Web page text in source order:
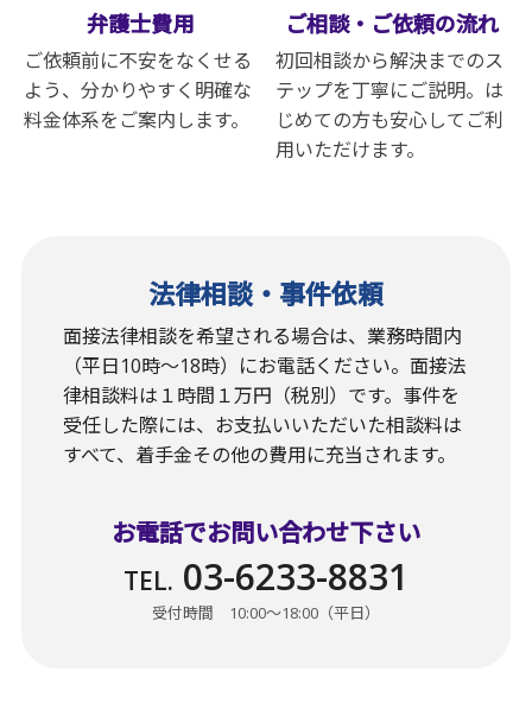
弁護士費用
ご依頼前に不安をなくせる
よう、分かりやすく明確な
料金体系をご案内します。
ご相談・ご依頼の流れ
初回相談から解決までのス
テップを丁寧にご説明。は
じめての方も安心してご利
用いただけます。
法律相談・事件依頼
面接法律相談を希望される場合は、業務時間内
（平日10時〜18時）にお電話ください。面接法
律相談料は１時間１万円（税別）です。事件を
受任した際には、お支払いいただいた相談料は
すべて、着手金その他の費用に充当されます。
お電話でお問い合わせ下さい
TEL. 03-6233-8831
受付時間 10:00〜18:00（平日）